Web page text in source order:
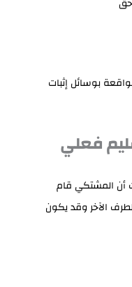
حق
بوسائل إثبات
فعلي
أن المشتكي قام
الآخر وقد يكون